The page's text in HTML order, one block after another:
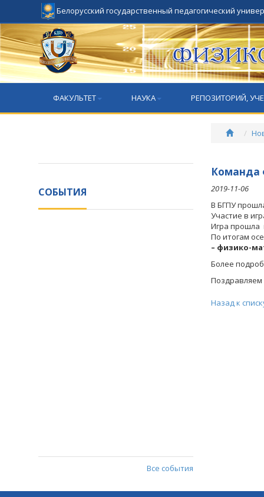
Белорусский государственный педагогический
ФАКУЛЬТЕТ НАУКА РЕПОЗИТОРИЙ,
СОБЫТИЯ
Все события
Команда
2019-11-06
В БГПУ
Участие в
Игра прошла
По итогам
– физико-
Более
Назад к